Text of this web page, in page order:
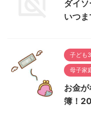
ダイ
いつ
子ども
母子家
お金
簿！